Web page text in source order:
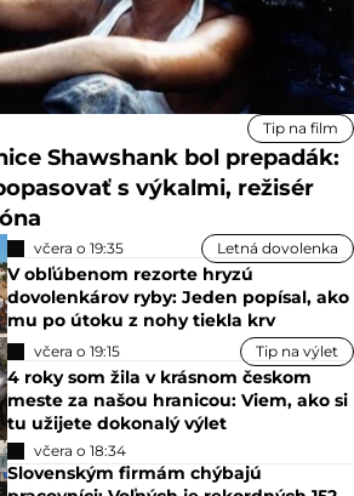
Tip na film
Shawshank bol prepadák:
s výkalmi, režisér
včera o 19:35 Letná dovolenka
V obľúbenom rezorte hryzú
dovolenkárov ryby: Jeden popísal, ako
mu po útoku z nohy tiekla krv
včera o 19:15 Tip na výlet
4 roky som žila v krásnom českom
meste za našou hranicou: Viem, ako si
tu užijete dokonalý výlet
včera o 18:34
Slovenským firmám chýbajú